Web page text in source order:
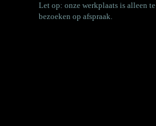
Let op: onze werkplaats is alleen te
bezoeken op afspraak.